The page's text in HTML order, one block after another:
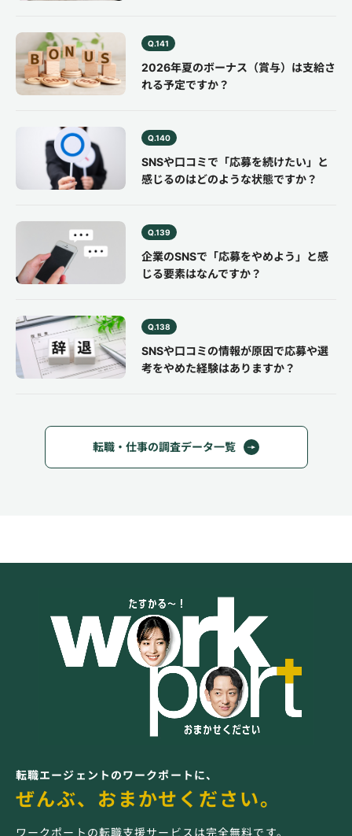
Q.141
2026年夏のボーナス（賞与）は支給さ
れる予定ですか？
Q.140
SNSや口コミで「応募を続けたい」と
感じるのはどのような状態ですか？
Q.139
企業のSNSで「応募をやめよう」と感
じる要素はなんですか？
Q.138
SNSや口コミの情報が原因で応募や選
考をやめた経験はありますか？
転職・仕事の調査データ一覧
転職エージェントのワークポートに、
ぜんぶ、おまかせください。
ワークポートの転職支援サービスは完全無料です。